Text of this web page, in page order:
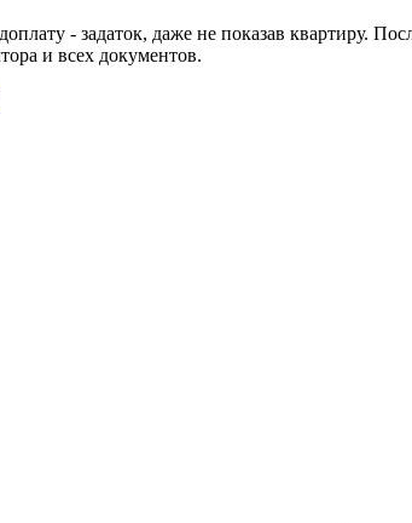
- задаток, даже не показав квартиру.
и всех документов.